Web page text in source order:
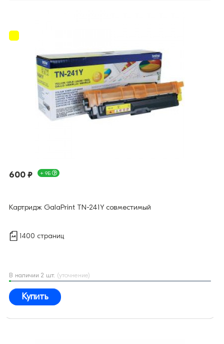
600 ₽ + 9Б
Картридж GalaPrint TN-241Y совместимый
1400 страниц
В наличии 2 шт. (уточнение)
Купить